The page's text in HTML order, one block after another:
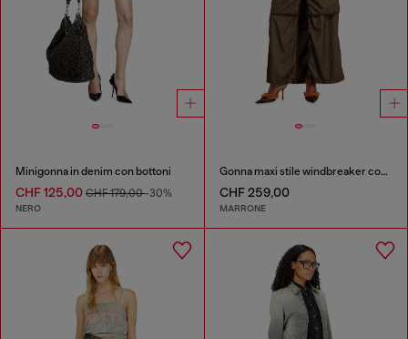
Minigonna in denim con bottoni
CHF 125,00 CHF 179,00-30%
NERO
Gonna maxi stile windbreaker con zip frontale
CHF 259,00
MARRONE